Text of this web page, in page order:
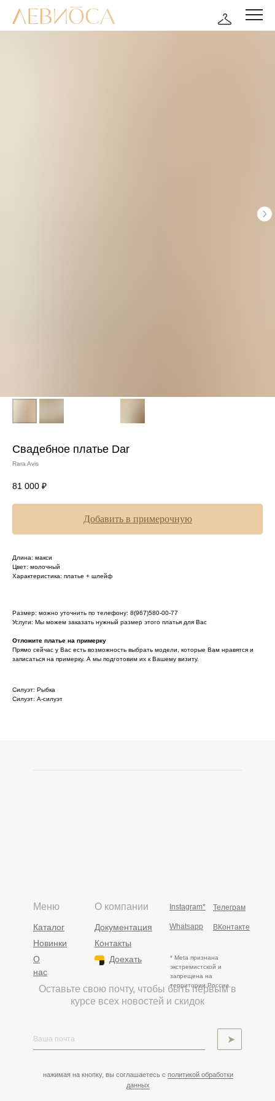
Свадебное платье Dar
Rara Avis
81 000 ₽
Добавить в примерочную
Длина: макси
Цвет: молочный
Характеристика: платье + шлейф
Размер: можно уточнить по телефону: 8(967)580-00-77
Услуги: Мы можем заказать нужный размер этого платья для Вас
Отложите платье на примерку
Прямо сейчас у Вас есть возможность выбрать модели, которые Вам нравятся и
записаться на примерку. А мы подготовим их к Вашему визиту.
Силуэт: Рыбка
Силуэт: А-силуэт
Оставьте свою почту, чтобы быть первым в
курсе всех новостей и скидок
нажимая на кнопку, вы соглашаетесь с политикой обработки
данных
➤
Instagram*
* Meta признана
экстремистской и
запрещена на
территории России.
Whatsapp ВКонтакте
Телеграм
Меню
Каталог
Новинки
О
нас
О компании
Документация
Контакты
Доехать